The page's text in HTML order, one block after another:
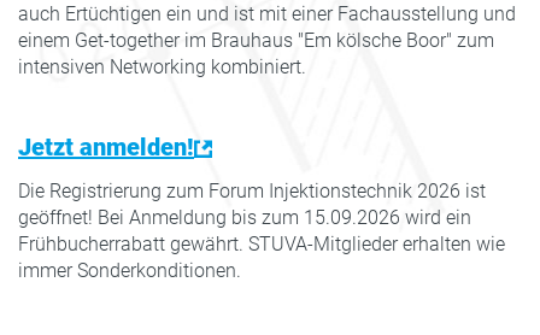
auch Ertüchtigen ein und ist mit einer Fachausstellung und
einem Get-together im Brauhaus "Em kölsche Boor" zum
intensiven Networking kombiniert.
Jetzt anmelden!
Die Registrierung zum Forum Injektionstechnik 2026 ist
geöffnet! Bei Anmeldung bis zum 15.09.2026 wird ein
Frühbucherrabatt gewährt. STUVA-Mitglieder erhalten wie
immer Sonderkonditionen.